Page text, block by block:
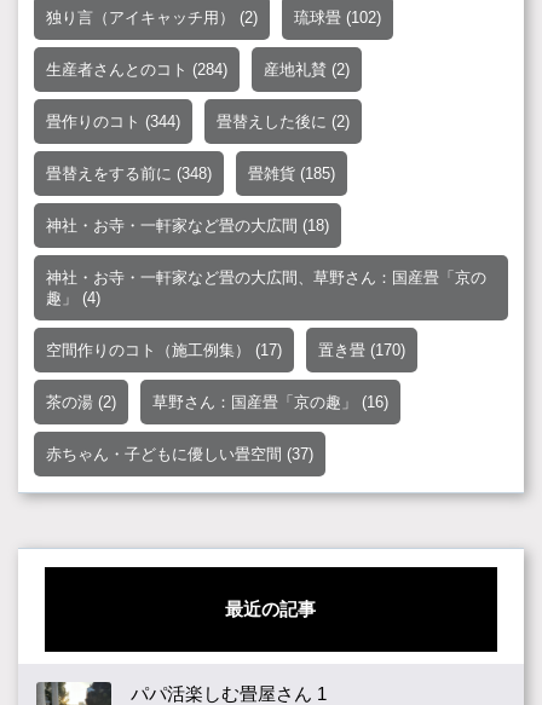
独り言（アイキャッチ用） (2) 琉球畳 (102)
生産者さんとのコト (284) 産地礼賛 (2)
畳作りのコト (344) 畳替えした後に (2)
畳替えをする前に (348) 畳雑貨 (185)
神社・お寺・一軒家など畳の大広間 (18)
神社・お寺・一軒家など畳の大広間、草野さん：国産畳「京の
趣」
(4)
空間作りのコト（施工例集） (17) 置き畳 (170)
茶の湯 (2) 草野さん：国産畳「京の趣」 (16)
赤ちゃん・子どもに優しい畳空間 (37)
最近の記事
パパ活楽しむ畳屋さん 1